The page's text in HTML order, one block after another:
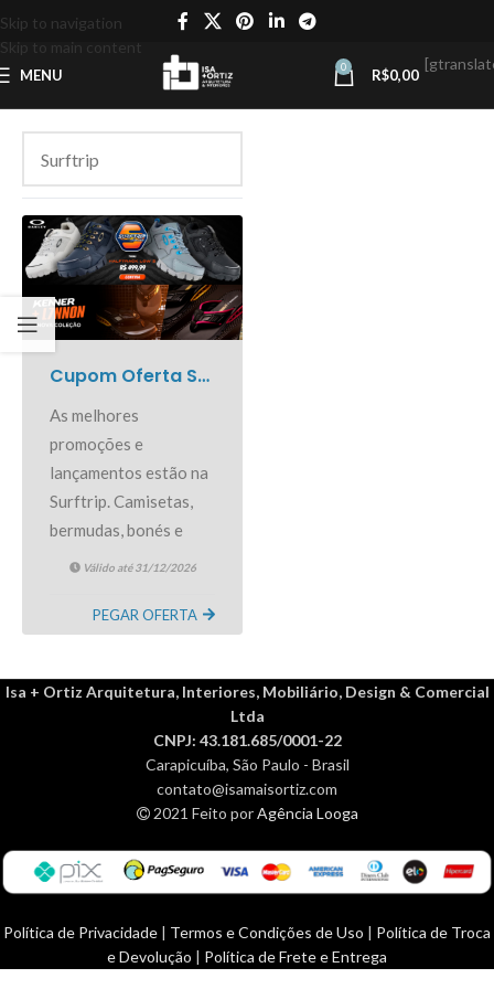
Skip to navigation
Skip to main content
MENU 0 R$0,00
Cupom Oferta Surftrip
As melhores
promoções e
lançamentos estão na
Surftrip. Camisetas,
bermudas, bonés e
muito mais das
surf e do skate. Ao
site.
Válido até 31/12/2026
PEGAR OFERTA
Isa + Ortiz Arquitetura, Interiores, Mobiliário, Design & Comercial
Ltda
CNPJ: 43.181.685/0001-22
Carapicuíba, São Paulo - Brasil
contato@isamaisortiz.com
2021 Feito porAgência Looga
Política de Privacidade Termos e Condições de Uso
Política de Troca
e Devolução
Política de Frete e Entrega